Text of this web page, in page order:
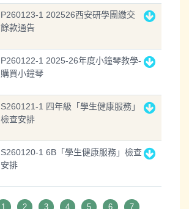
P260123-1 202526西安研學團繳交
餘款通告
P260122-1 2025-26年度小鐘琴教學-
購買小鐘琴
S260121-1 四年級「學生健康服務」
檢查安排
S260120-1 6B「學生健康服務」檢查
安排
1 2 3 4 5 6
7